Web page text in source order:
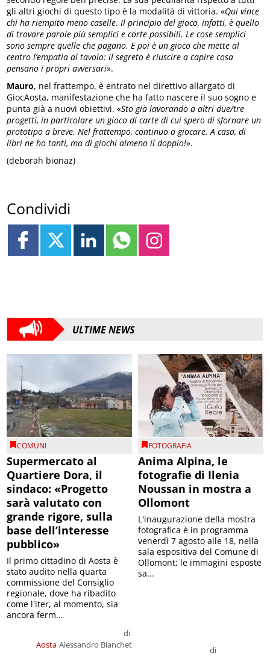
gli altri giochi di questo tipo è la modalità di vittoria. «Qui vince
chi ha riempito meno caselle. Il principio del gioco, infatti, è quello
di trovare parole più semplici e corte possibili. Le cose semplici
sono sempre quelle che pagano. E poi è un gioco che mette al
centro l’empatia al tavolo: il segreto è riuscire a capire cosa
pensano i propri avversari».
Mauro, nel frattempo, è entrato nel direttivo allargato di
GiocAosta, manifestazione che ha fatto nascere il suo sogno e
punta già a nuovi obiettivi. «Sto già lavorando a altri due/tre
progetti, in particolare un gioco di carte di cui spero di sfornare un
prototipo a breve. Nel frattempo, continuo a giocare. A casa, di
libri ne ho tanti, ma di giochi almeno il doppio!».
(deborah bionaz)
Condividi
ULTIME NEWS
COMUNI
Supermercato al
Quartiere Dora, il
sindaco: «Progetto
sarà valutato con
grande rigore, sulla
base dell’interesse
pubblico»
Aosta
di
Alessandro Bianchet
Il primo cittadino di Aosta è
stato audito nella quarta
commissione del Consiglio
regionale, dove ha ribadito
come l'iter, al momento, sia
ancora ferm...
FOTOGRAFIA
Anima Alpina, le
fotografie di Ilenia
Noussan in mostra a
Ollomont
di
L'inaugurazione della mostra
fotografica è in programma
venerdì 7 agosto alle 18, nella
sala espositiva del Comune di
Ollomont; le immagini esposte
sa...